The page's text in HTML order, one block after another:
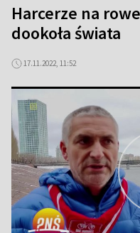
Harcerze na
dookoła świata
17.11.2022, 11:52